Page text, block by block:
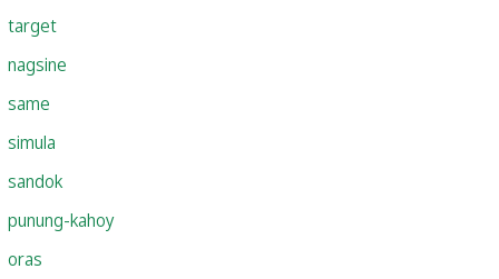
target
nagsine
same
simula
sandok
punung-kahoy
oras